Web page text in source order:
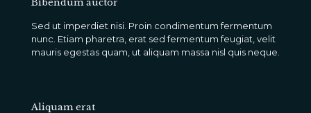
Sed ut imperdiet nisi. Proin condimentum fermentum
nunc. Etiam pharetra, erat sed fermentum feugiat, velit
mauris egestas quam, ut aliquam massa nisl quis neque.
Aliquam erat